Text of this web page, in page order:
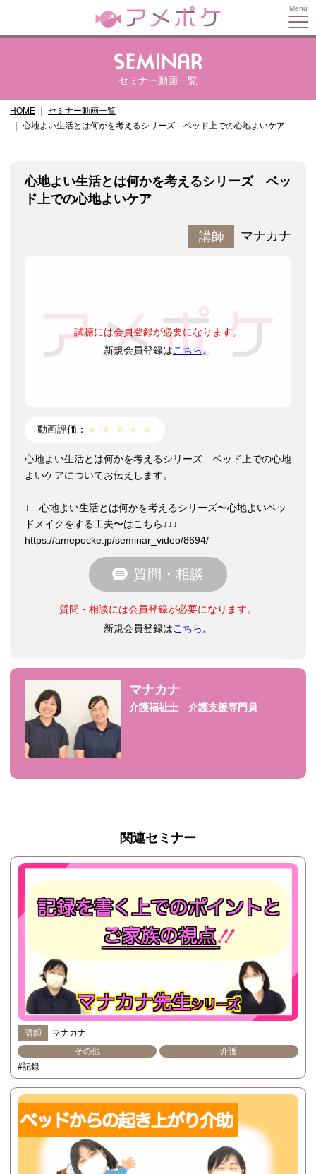
セミナー動画一覧
HOME
セミナー動画一覧
心地よい生活とは何かを考えるシリーズ ベッド上での心地よいケア
心地よい生活とは何かを考えるシリーズ ベッ
ド上での心地よいケア
講師 マナカナ
試聴には会員登録が必要になります。
新規会員登録はこちら。
動画評価： ★ ★ ★ ★ ★
心地よい生活とは何かを考えるシリーズ ベッド上での心地
よいケアについてお伝えします。
↓↓↓心地よい生活とは何かを考えるシリーズ〜心地よいベッ
ドメイクをする工夫〜はこちら↓↓↓
https://amepocke.jp/seminar_video/8694/
質問・相談
質問・相談には会員登録が必要になります。
新規会員登録はこちら 。
マナカナ
介護福祉士 介護支援専門員
関連セミナー
講師
マナカナ
その他
介護
#記録